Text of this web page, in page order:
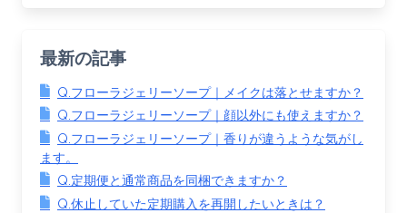
最新の記事
Q.フローラジェリーソープ｜メイクは落とせますか？
Q.フローラジェリーソープ｜顔以外にも使えますか？
Q.フローラジェリーソープ｜香りが違うような気がし
ます。
Q.定期便と通常商品を同梱できますか？
Q.休止していた定期購入を再開したいときは？